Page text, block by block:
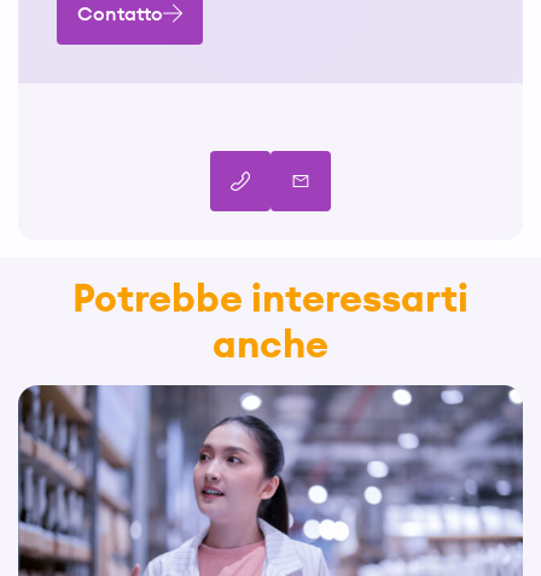
Contatto
Potrebbe interessarti
anche